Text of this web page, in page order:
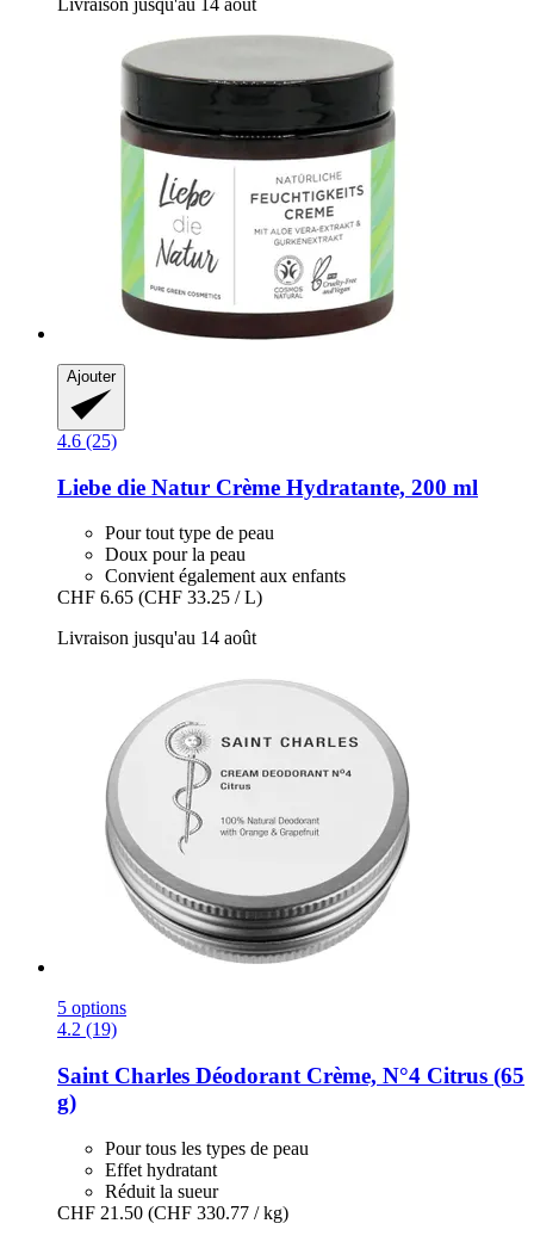
Ajouter
4.6 (25)
Liebe die Natur Crème Hydratante, 200 ml
Pour tout type de peau
Doux pour la peau
Convient également aux enfants
CHF 6.65 (CHF 33.25 / L)
Livraison jusqu'au 14 août
5 options
4.2 (19)
Saint Charles Déodorant Crème, N°4 Citrus (65
g)
Pour tous les types de peau
Effet hydratant
Réduit la sueur
CHF 21.50 (CHF 330.77 / kg)